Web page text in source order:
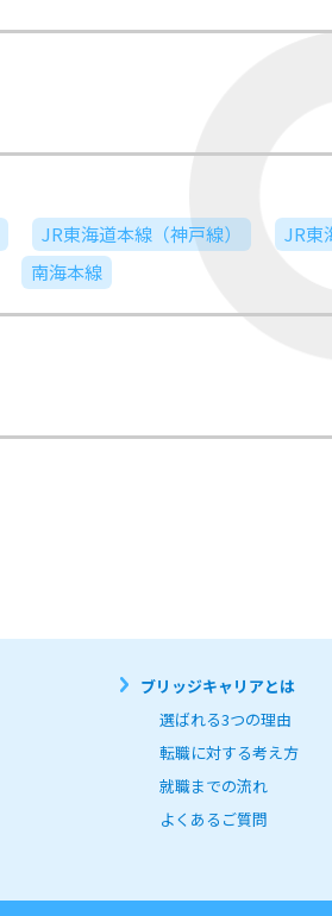
JR東海道本線（神戸線）
JR東
南海本線
ブリッジキャリアとは
選ばれる3つの理由
転職に対する考え方
就職までの流れ
よくあるご質問